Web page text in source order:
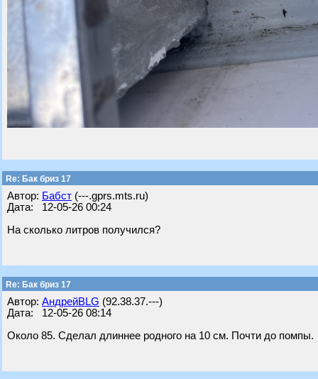
Re: Бак бриз 17
Автор: Бабст (---.gprs.mts.ru)
Дата: 12-05-26 00:24
На сколько литров получился?
Re: Бак бриз 17
Автор: АндрейBLG (92.38.37.---)
Дата: 12-05-26 08:14
Около 85. Сделал длиннее родного на 10 см. Почти до помпы.